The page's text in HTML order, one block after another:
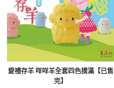
愛禮存羊 咩咩羊全套四色撲滿【已售
完】